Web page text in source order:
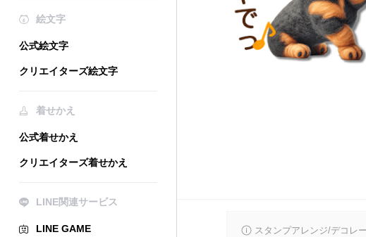
絵文字
公式絵文字
クリエイターズ絵文字
着せかえ
公式着せかえ
クリエイターズ着せかえ
LINE関連サービス
LINE GAME スタンプアレンジ/デコレ